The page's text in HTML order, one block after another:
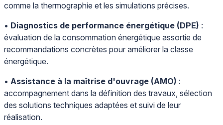
comme la thermographie et les simulations précises.
• Diagnostics de performance énergétique (DPE) :
évaluation de la consommation énergétique assortie de
recommandations concrètes pour améliorer la classe
énergétique.
• Assistance à la maîtrise d'ouvrage (AMO) :
accompagnement dans la définition des travaux, sélection
des solutions techniques adaptées et suivi de leur
réalisation.